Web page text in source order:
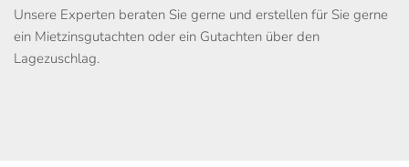
Unsere Experten beraten Sie gerne und erstellen für Sie gerne
ein Mietzinsgutachten oder ein Gutachten über den
Lagezuschlag.